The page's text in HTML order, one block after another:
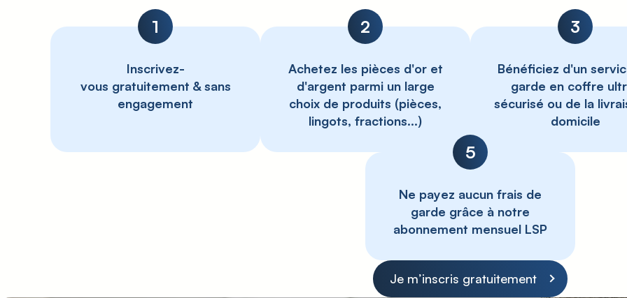
1
Inscrivez-
vous gratuitement & sans
engagement
2
Achetez les pièces d'or et
d'argent parmi un large
choix de produits (pièces,
lingots, fractions...)
3
Bénéficiez d'un
garde en coffre
sécurisé ou de la
domicile
5
Ne payez aucun frais de
garde grâce à notre
abonnement mensuel LSP
Je m’inscris gratuitement